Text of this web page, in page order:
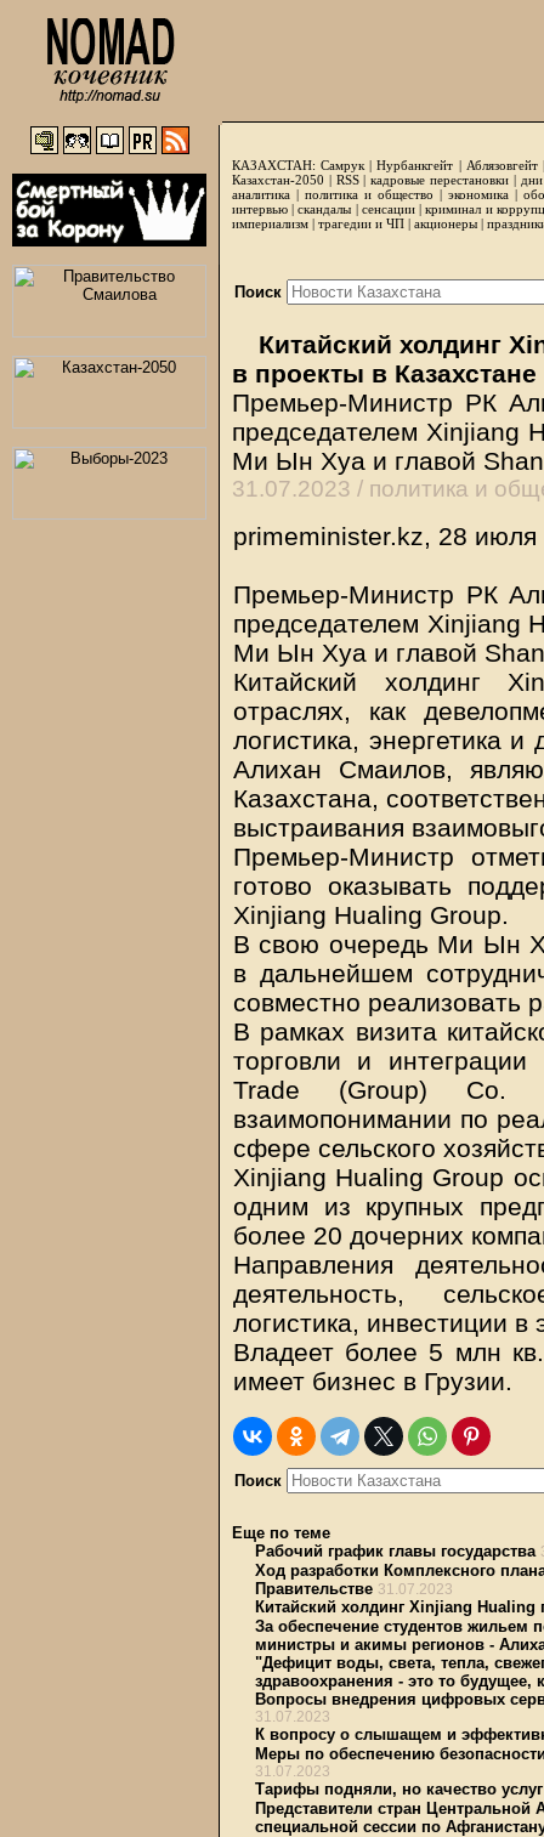
КАЗАХСТАН: Самрук |Нурбанкгейт | Аблязовгейт
Казахстан-2050 | RSS|кадровые перестановки|
аналитика | политика и общество | экономика |
интервью |скандалы | сенсации|криминал и
империализм | трагедии и ЧП | акционеры |
Поиск
Китайский холдинг
в проекты в Казахстане
Премьер-Министр РК
председателем Xinjiang
Ми Ын Хуа и главой
31.07.2023 / политика и
primeminister.kz, 28 июля
Премьер-Министр РК
председателем Xinjiang
Ми Ын Хуа и главой
Китайский холдинг
отраслях, как
логистика, энергетика
Алихан Смаилов,
Казахстана,
выстраивания
Премьер-Министр
готово оказывать
Xinjiang Hualing Group.
В свою очередь Ми Ын
в дальнейшем
совместно реализовать
В рамках визита
торговли и
Trade (Group) Co.
взаимопонимании по
сфере сельского
Xinjiang Hualing Group
одним из крупных
более 20 дочерних
Направления
деятельность,
логистика, инвестиции в
Владеет более 5 млн
имеет бизнес в Грузии.
Поиск
Еще по теме
Рабочий график главы государства
Ход разработки Комплексного
Правительстве 31.07.2023
Китайский холдинг Xinjiang Hualing
За обеспечение студентов жильем
министры и акимы регионов -
"Дефицит воды, света, тепла,
здравоохранения - это то будущее,
Вопросы внедрения цифровых
31.07.2023
К вопросу о слышащем и
Меры по обеспечению
31.07.2023
Тарифы подняли, но качество
Представители стран
специальной сессии по